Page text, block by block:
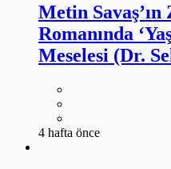
Metin
Romanında
Meselesi (Dr.
4 hafta önce